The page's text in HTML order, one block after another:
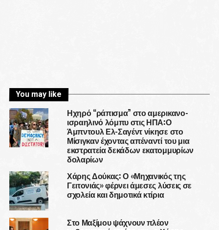
You may like
Ηχηρό “ράπισμα” στο αμερικανο-
ισραηλινό λόμπυ στις ΗΠΑ:Ο
Άμπντουλ Ελ-Σαγέντ νίκησε στο
Μίσιγκαν έχοντας απέναντί του μια
εκστρατεία δεκάδων εκατομμυρίων
δολαρίων
Χάρης Δούκας: Ο «Μηχανικός της
Γειτονιάς» φέρνει άμεσες λύσεις σε
σχολεία και δημοτικά κτίρια
Στο Μαξίμου ψάχνουν πλέον